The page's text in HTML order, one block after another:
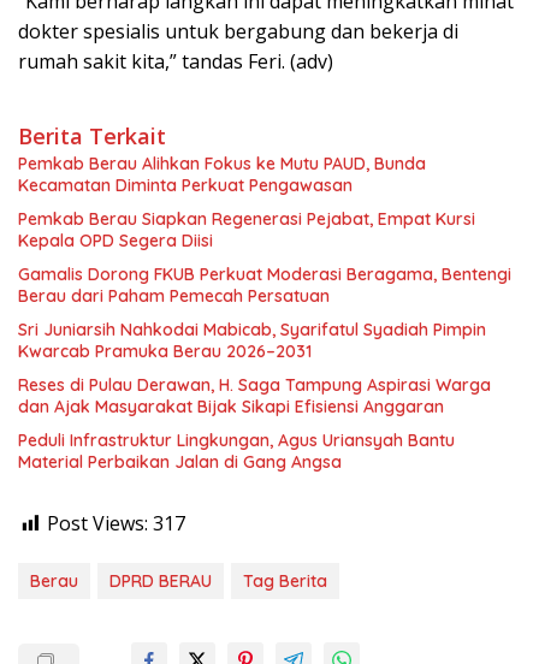
dokter spesialis untuk bergabung dan bekerja di
rumah sakit kita,” tandas Feri. (adv)
Berita Terkait
Pemkab Berau Alihkan Fokus ke Mutu PAUD, Bunda
Kecamatan Diminta Perkuat Pengawasan
Pemkab Berau Siapkan Regenerasi Pejabat, Empat Kursi
Kepala OPD Segera Diisi
Gamalis Dorong FKUB Perkuat Moderasi Beragama, Bentengi
Berau dari Paham Pemecah Persatuan
Sri Juniarsih Nahkodai Mabicab, Syarifatul Syadiah Pimpin
Kwarcab Pramuka Berau 2026–2031
Reses di Pulau Derawan, H. Saga Tampung Aspirasi Warga
dan Ajak Masyarakat Bijak Sikapi Efisiensi Anggaran
Peduli Infrastruktur Lingkungan, Agus Uriansyah Bantu
Material Perbaikan Jalan di Gang Angsa
Post Views: 317
Berau DPRD BERAU Tag Berita